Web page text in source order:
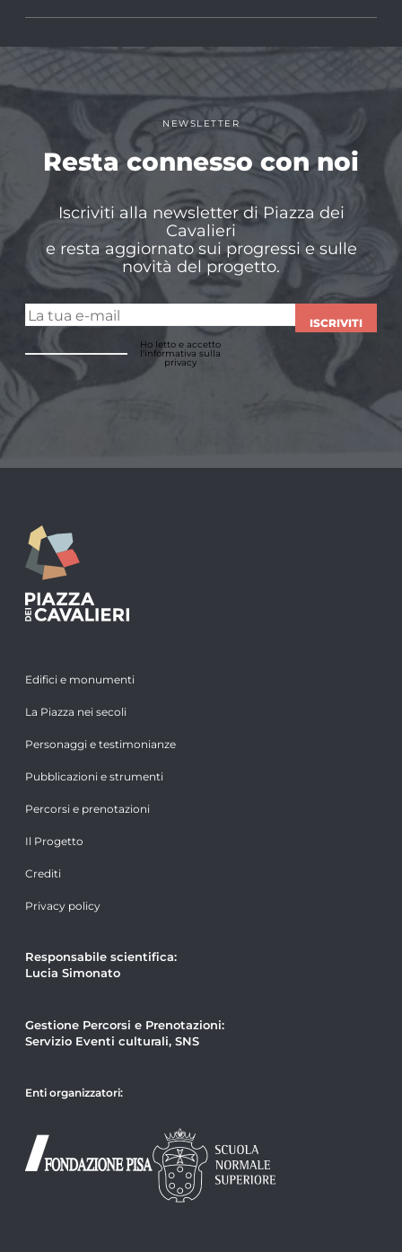
NEWSLETTER
Resta connesso con noi
Iscriviti alla newsletter di Piazza dei
Cavalieri
e resta aggiornato sui progressi e sulle
novità del progetto.
ISCRIVITI
Ho letto e accetto
l'informativa sulla
privacy
Edifici e monumenti
La Piazza nei secoli
Personaggi e testimonianze
Pubblicazioni e strumenti
Percorsi e prenotazioni
Il Progetto
Crediti
Privacy policy
Responsabile scientifica:
Lucia Simonato
Gestione Percorsi e Prenotazioni:
Servizio Eventi culturali, SNS
Enti organizzatori: